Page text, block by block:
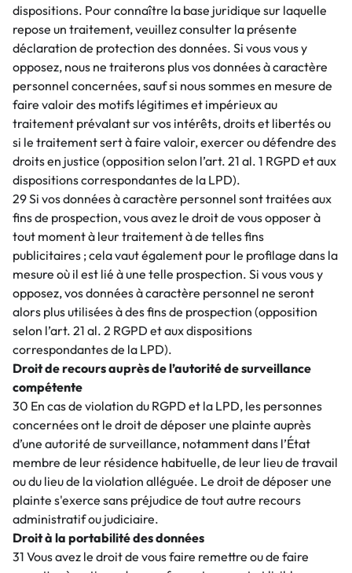
dispositions. Pour connaître la base juridique sur laquelle
repose un traitement, veuillez consulter la présente
déclaration de protection des données. Si vous vous y
opposez, nous ne traiterons plus vos données à caractère
personnel concernées, sauf si nous sommes en mesure de
faire valoir des motifs légitimes et impérieux au
traitement prévalant sur vos intérêts, droits et libertés ou
si le traitement sert à faire valoir, exercer ou défendre des
droits en justice (opposition selon l’art. 21 al. 1 RGPD et aux
dispositions correspondantes de la LPD).
29 Si vos données à caractère personnel sont traitées aux
fins de prospection, vous avez le droit de vous opposer à
tout moment à leur traitement à de telles fins
publicitaires ; cela vaut également pour le profilage dans la
mesure où il est lié à une telle prospection. Si vous vous y
opposez, vos données à caractère personnel ne seront
alors plus utilisées à des fins de prospection (opposition
selon l’art. 21 al. 2 RGPD et aux dispositions
correspondantes de la LPD).
Droit de recours auprès de l’autorité de surveillance
compétente
30 En cas de violation du RGPD et la LPD, les personnes
concernées ont le droit de déposer une plainte auprès
d’une autorité de surveillance, notamment dans l’État
membre de leur résidence habituelle, de leur lieu de travail
ou du lieu de la violation alléguée. Le droit de déposer une
plainte s'exerce sans préjudice de tout autre recours
administratif ou judiciaire.
Droit à la portabilité des données
31 Vous avez le droit de vous faire remettre ou de faire